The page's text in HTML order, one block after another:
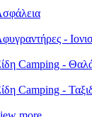
-
Camping -
Camping -